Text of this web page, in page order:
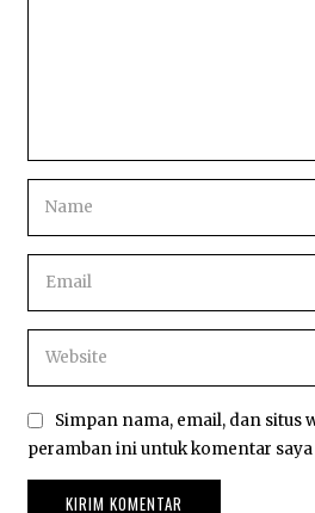
Simpan nama, email, dan situs
peramban ini untuk komentar